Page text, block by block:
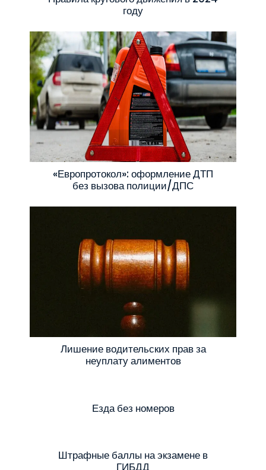
году
«Европротокол»: оформление ДТП
без вызова полиции/ДПС
Лишение водительских прав за
неуплату алиментов
Езда без номеров
Штрафные баллы на экзамене в
ГИБДД